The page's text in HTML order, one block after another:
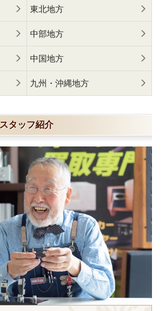
東北地方
中部地方
中国地方
九州・沖縄地方
スタッフ紹介